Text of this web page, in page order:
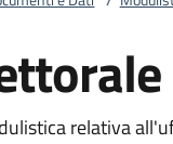
relativa